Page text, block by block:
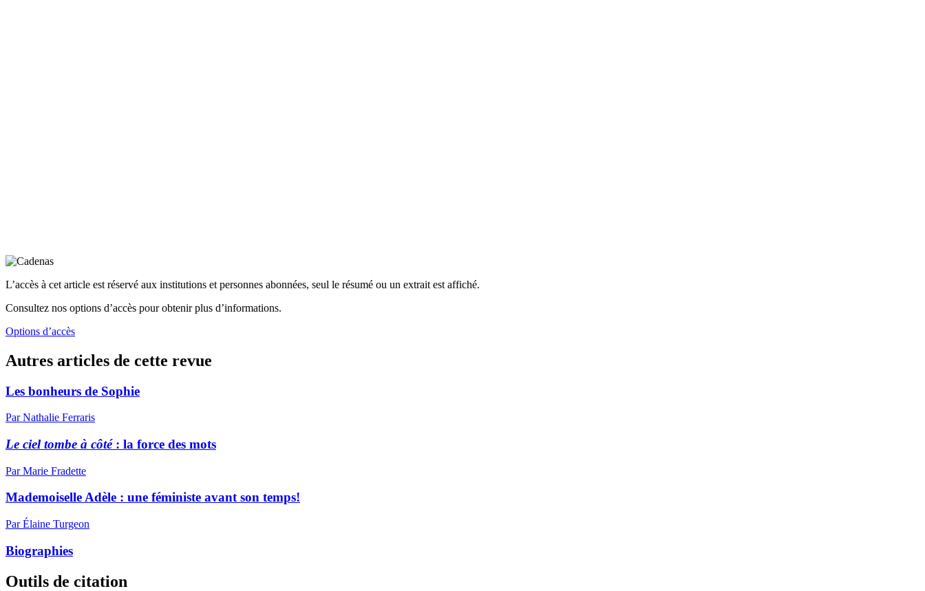
L’accès à cet article est réservé aux institutions et personnes abonnées, seul le résumé ou un extrait est affiché.
Consultez nos options d’accès pour obtenir plus d’informations.
Options d’accès
Autres articles de cette revue
Les bonheurs de Sophie
Par Nathalie Ferraris
Le ciel tombe à côté: la force des mots
Par Marie Fradette
Mademoiselle Adèle : une féministe avant son temps!
Par Élaine Turgeon
Biographies
Outils de citation